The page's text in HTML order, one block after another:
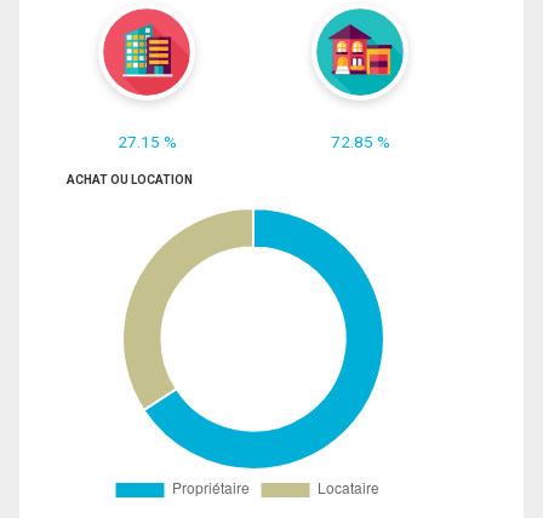
27.15 % 72.85 %
ACHAT OU LOCATION